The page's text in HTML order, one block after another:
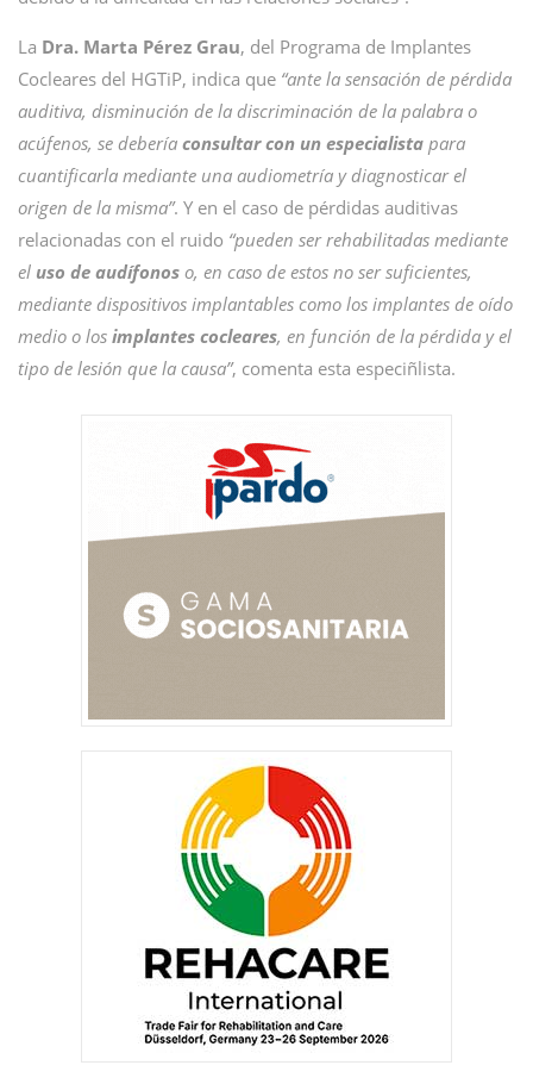
La Dra. Marta Pérez Grau, del Programa de Implantes
Cocleares del HGTiP, indica que “ante la sensación de pérdida
auditiva, disminución de la discriminación de la palabra o
acúfenos, se debería consultar con un especialista para
cuantificarla mediante una audiometría y diagnosticar el
origen de la misma”. Y en el caso de pérdidas auditivas
relacionadas con el ruido “pueden ser rehabilitadas mediante
el uso de audífonos o, en caso de estos no ser suficientes,
mediante dispositivos implantables como los implantes de oído
medio o los implantes cocleares, en función de la pérdida y el
tipo de lesión que la causa”, comenta esta especiñlista.